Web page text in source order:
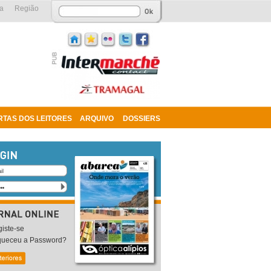
DOS LEITORES ARQUIVO DOSSIERS
Região
se
a Password?